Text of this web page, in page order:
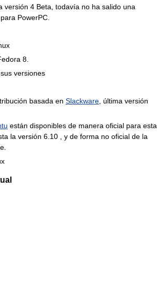
versión 4 Beta, todavía no ha salido una
PowerPC.
8.
versiones
basada en Slackware, última versión
están disponibles de manera oficial para esta
la versión 6.10 , y de forma no oficial de la